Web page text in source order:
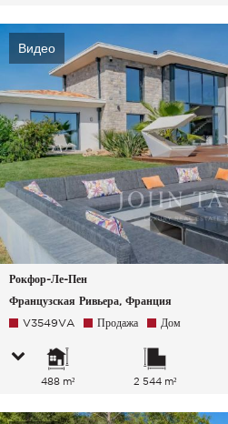
Видео
Рокфор-Ле-Пен
Французская Ривьера, Франция
V3549VA Продажа Дом
488 m² 2 544 m²